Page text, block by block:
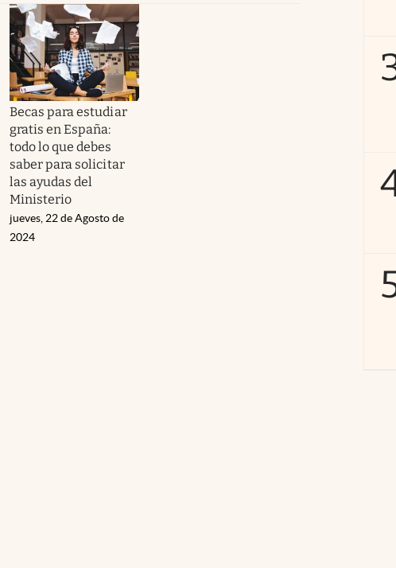
Becas para estudiar
gratis en España:
todo lo que debes
saber para solicitar
las ayudas del
Ministerio
jueves, 22 de Agosto de
2024